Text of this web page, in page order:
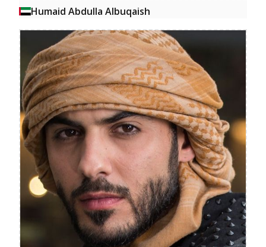
Humaid Abdulla Albuqaish